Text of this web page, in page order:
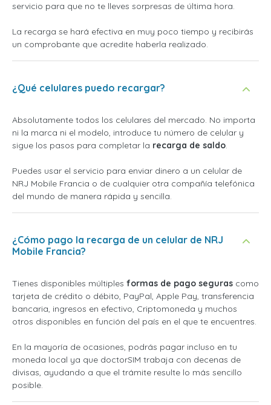
servicio para que no te lleves sorpresas de última hora.
La recarga se hará efectiva en muy poco tiempo y recibirás
un comprobante que acredite haberla realizado.
¿Qué celulares puedo recargar?
Absolutamente todos los celulares del mercado. No importa
ni la marca ni el modelo, introduce tu número de celular y
sigue los pasos para completar la recarga de saldo.
Puedes usar el servicio para enviar dinero a un celular de
NRJ Mobile Francia o de cualquier otra compañía telefónica
del mundo de manera rápida y sencilla.
¿Cómo pago la recarga de un celular de NRJ
Mobile Francia?
Tienes disponibles múltiples formas de pago seguras como
tarjeta de crédito o débito, PayPal, Apple Pay, transferencia
bancaria, ingresos en efectivo, Criptomoneda y muchos
otros disponibles en función del país en el que te encuentres.
En la mayoría de ocasiones, podrás pagar incluso en tu
moneda local ya que doctorSIM trabaja con decenas de
divisas, ayudando a que el trámite resulte lo más sencillo
posible.